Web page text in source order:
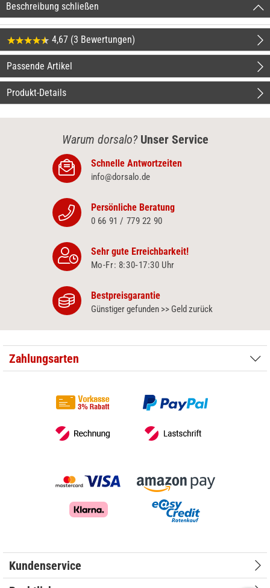
Beschreibung schließen
4,67 (3 Bewertungen)
Passende Artikel
Produkt-Details
Warum dorsalo? Unser Service
Schnelle Antwortzeiten
info@dorsalo.de
Persönliche Beratung
0 66 91 / 779 22 90
Sehr gute Erreichbarkeit!
Mo-Fr: 8:30‑17:30 Uhr
Bestpreisgarantie
Günstiger gefunden >> Geld zurück
Zahlungsarten
Kundenservice